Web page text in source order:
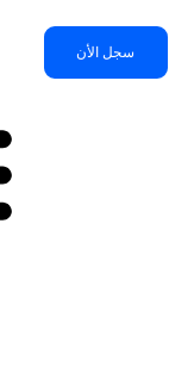
المحتوىسجل الأن